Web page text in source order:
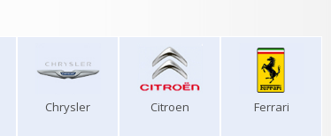
Chrysler Citroen Ferrari